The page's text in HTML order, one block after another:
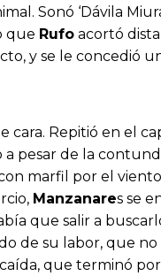
Sonó ‘Dávila
que Rufo acortó
y se le concedió
cara. Repitió en el
a pesar de la
marfil por el
Manzanares se
que salir a
de su labor, que
que terminó